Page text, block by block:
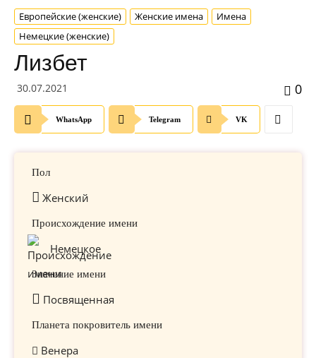
Европейские (женские) Женские имена
Имена
Немецкие (женские)
Лизбет
30.07.2021 0
WhatsApp Telegram VK
Пол
Женский
Происхождение имени
Немецкое
Значение имени
Посвященная
Планета покровитель имени
Венера